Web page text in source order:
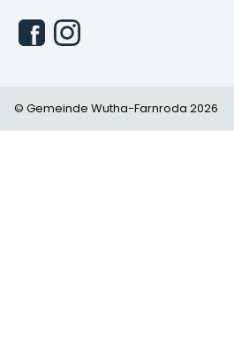
© Gemeinde Wutha-Farnroda 2026